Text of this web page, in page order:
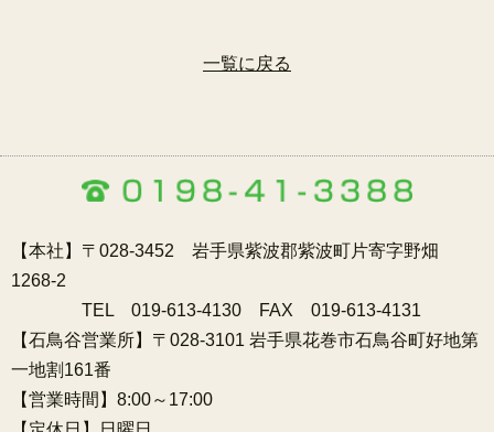
一覧に戻る
【本社】〒028-3452 岩手県紫波郡紫波町片寄字野畑
1268-2
TEL 019-613-4130 FAX 019-613-4131
【石鳥谷営業所】〒028-3101 岩手県花巻市石鳥谷町好地第
一地割161番
【営業時間】8:00～17:00